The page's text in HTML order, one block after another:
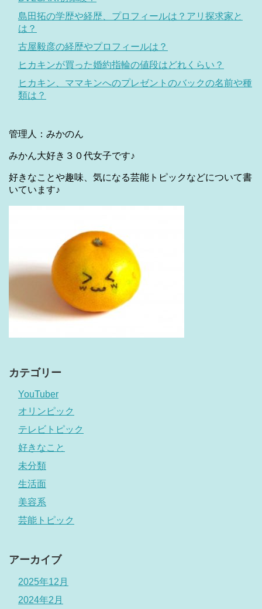
島田拓の学歴や経歴、プロフィールは？アリ探求家と
は？
古屋毅彦の経歴やプロフィールは？
ヒカキンが買った婚約指輪の値段はどれくらい？
ヒカキン、ママキンへのプレゼントのバックの名前や種
類は？
管理人：みかのん
みかん大好き３０代女子です♪
好きなことや趣味、気になる芸能トピックなどについて書
いています♪
カテゴリー
YouTuber
オリンピック
テレビトピック
好きなこと
未分類
生活面
美容系
芸能トピック
アーカイブ
2025年12月
2024年2月